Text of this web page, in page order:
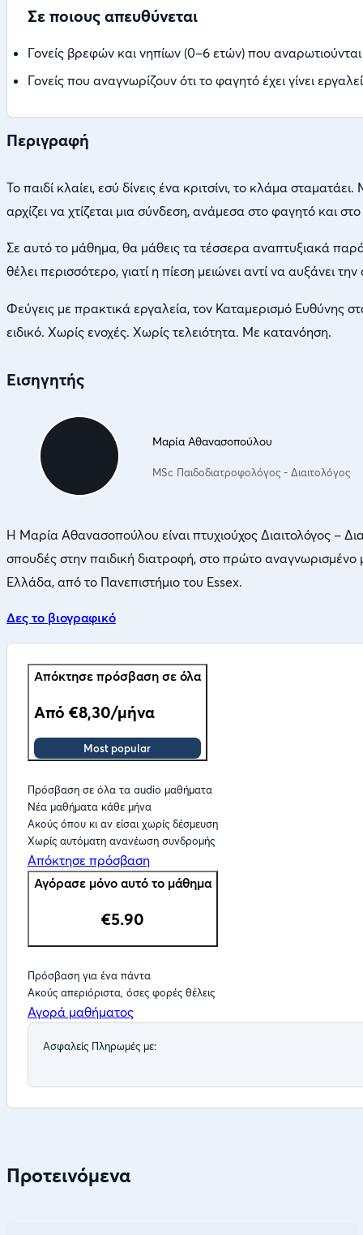
Σε ποιους απευθύνεται
Γονείς βρεφών και νηπίων (0–6 ετών) που
Γονείς που αναγνωρίζουν ότι το φαγητό έχει γίνει
Περιγραφή
Το παιδί κλαίει, εσύ δίνεις ένα κριτσίνι, το κλάμα
αρχίζει να χτίζεται μια σύνδεση, ανάμεσα στο φαγητό και
Σε αυτό το μάθημα, θα μάθεις τα τέσσερα αναπτυξιακά
θέλει περισσότερο, γιατί η πίεση μειώνει αντί να
Φεύγεις με πρακτικά εργαλεία, τον Καταμερισμό Ευθύνης
ειδικό. Χωρίς ενοχές. Χωρίς τελειότητα. Με κατανόηση.
Εισηγητής
Μαρία Αθανασοπούλου
MSc Παιδοδιατροφολόγος - Διαιτολόγος
Η Μαρία Αθανασοπούλου είναι πτυχιούχος Διαιτολόγος –
σπουδές στην παιδική διατροφή, στο πρώτο
Ελλάδα, από το Πανεπιστήμιο του Essex.
Δες το βιογραφικό
Απόκτησε πρόσβαση σε όλα
Από €8,30/μήνα
Most popular
Πρόσβαση σε όλα τα audio μαθήματα
Νέα μαθήματα κάθε μήνα
Ακούς όπου κι αν είσαι χωρίς δέσμευση
Χωρίς αυτόματη ανανέωση συνδρομής
Απόκτησε πρόσβαση
Αγόρασε μόνο αυτό το μάθημα
€5.90
Πρόσβαση για ένα πάντα
Ακούς απεριόριστα, όσες φορές θέλεις
Αγορά μαθήματος
Ασφαλείς Πληρωμές με:
Προτεινόμενα